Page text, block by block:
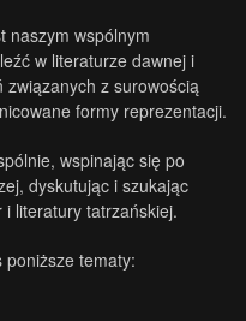
naszym wspólnym
w literaturze dawnej i
związanych z surowością
formy reprezentacji.
wspinając się po
dyskutując i szukając
literatury tatrzańskiej.
tematy: